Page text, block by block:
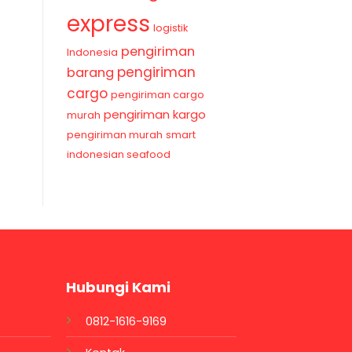
express logistik
Indonesia pengiriman
barang pengiriman
cargo pengiriman cargo
murah pengiriman kargo
pengiriman murah smart
indonesian seafood
Hubungi Kami
0812-1616-9169